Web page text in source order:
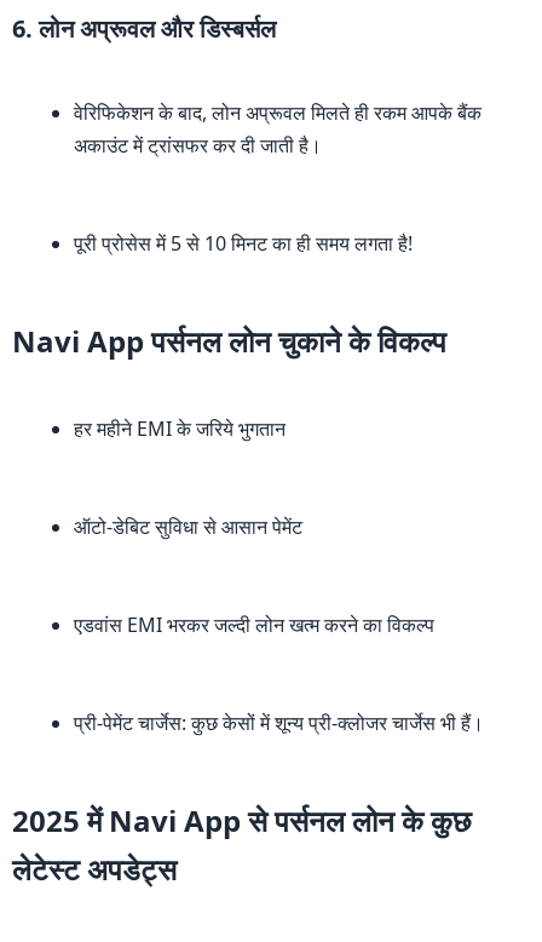
6. लोन अप्रूवल और डिस्बर्सल
वेरिफिकेशन के बाद, लोन अप्रूवल मिलते ही रकम आपके बैंक
अकाउंट में ट्रांसफर कर दी जाती है।
पूरी प्रोसेस में 5 से 10 मिनट का ही समय लगता है!
Navi App पर्सनल लोन चुकाने के विकल्प
हर महीने EMI के जरिये भुगतान
ऑटो-डेबिट सुविधा से आसान पेमेंट
एडवांस EMI भरकर जल्दी लोन खत्म करने का विकल्प
प्री-पेमेंट चार्जेस: कुछ केसों में शून्य प्री-क्लोजर चार्जेस भी हैं।
2025 में Navi App से पर्सनल लोन के कुछ
लेटेस्ट अपडेट्स